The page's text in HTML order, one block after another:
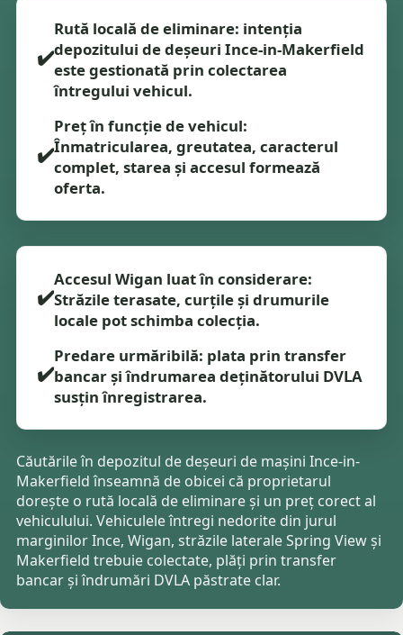
✔️
Rută locală de eliminare: intenția
depozitului de deșeuri Ince-in-Makerfield
este gestionată prin colectarea
întregului vehicul.
✔️
Preț în funcție de vehicul:
Înmatricularea, greutatea, caracterul
complet, starea și accesul formează
oferta.
✔️
Accesul Wigan luat în considerare:
Străzile terasate, curțile și drumurile
locale pot schimba colecția.
✔️
Predare urmăribilă: plata prin transfer
bancar și îndrumarea deținătorului DVLA
susțin înregistrarea.
Căutările în depozitul de deșeuri de mașini Ince-in-
Makerfield înseamnă de obicei că proprietarul
dorește o rută locală de eliminare și un preț corect al
vehiculului. Vehiculele întregi nedorite din jurul
marginilor Ince, Wigan, străzile laterale Spring View și
Makerfield trebuie colectate, plăți prin transfer
bancar și îndrumări DVLA păstrate clar.